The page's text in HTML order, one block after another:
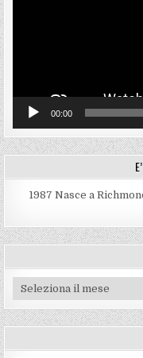
00:00
1987 Nasce a
Archivi